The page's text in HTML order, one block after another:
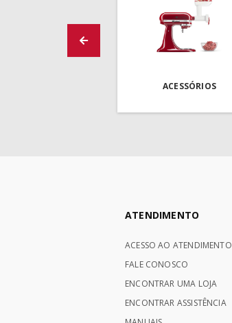
ACESSÓRIOS
ATENDIMENTO
ACESSO AO ATENDIMENTO
FALE CONOSCO
ENCONTRAR UMA LOJA
ENCONTRAR ASSISTÊNCIA